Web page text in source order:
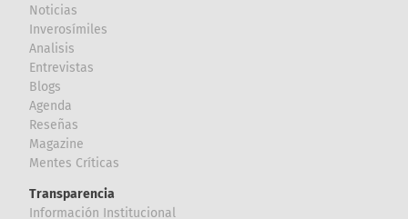
Noticias
Inverosímiles
Analisis
Entrevistas
Blogs
Agenda
Reseñas
Magazine
Mentes Críticas
Transparencia
Información Institucional